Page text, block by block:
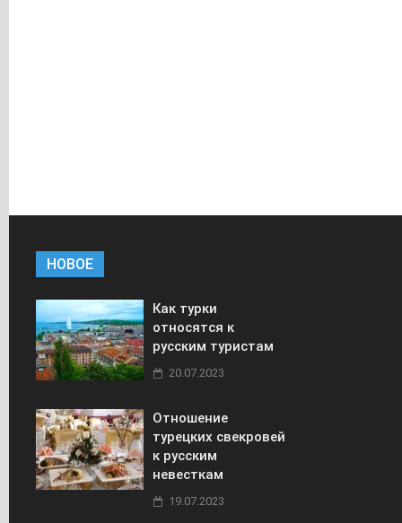
НОВОЕ
Как турки
относятся к
русским туристам
20.07.2023
Отношение
турецких свекровей
к русским
невесткам
19.07.2023